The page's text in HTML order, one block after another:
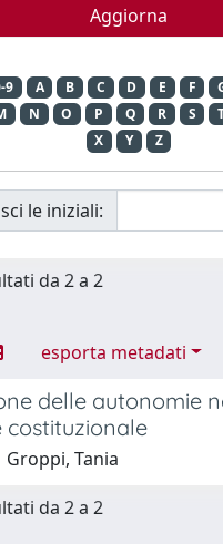
9 A B C D E F
N O P Q R S
X
Y Z
le iniziali:
da 2 a 2
esporta metadati
delle autonomie
costituzionale
Groppi, Tania
da 2 a 2